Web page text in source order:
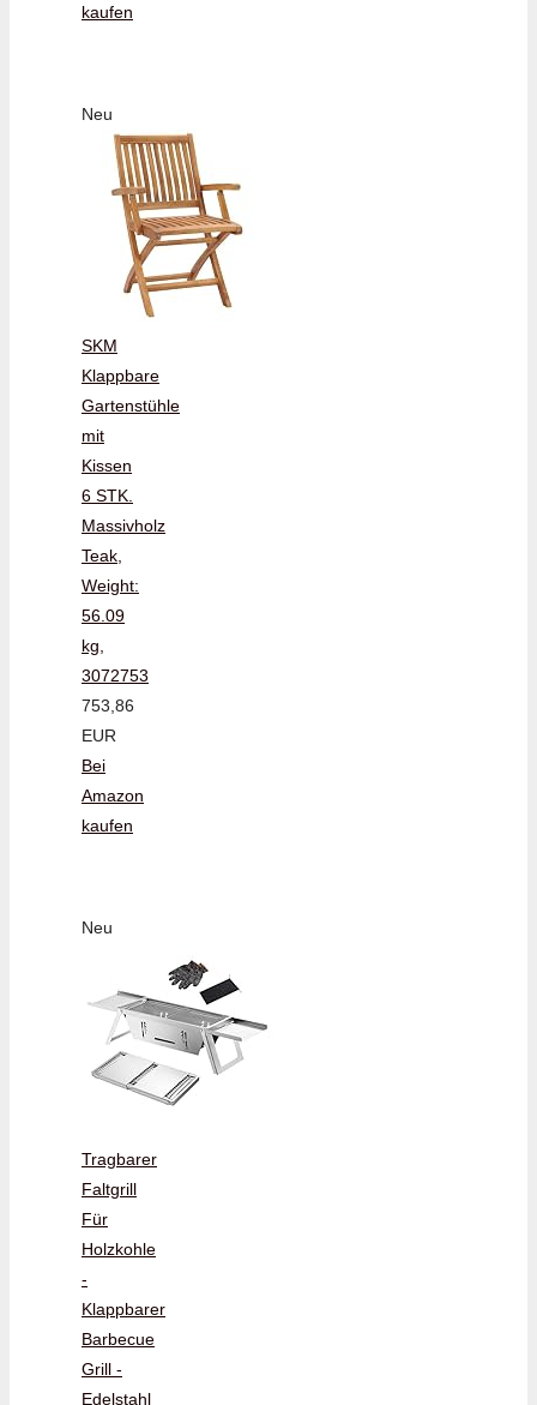
kaufen
Neu
SKM
Klappbare
Gartenstühle
mit
Kissen
6 STK.
Massivholz
Teak,
Weight:
56.09
kg,
3072753
753,86
EUR
Bei
Amazon
kaufen
Neu
Tragbarer
Faltgrill
Für
Holzkohle
-
Klappbarer
Barbecue
Grill -
Edelstahl